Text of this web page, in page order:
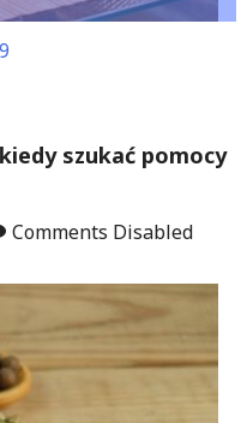
szukać pomocy
Comments Disabled